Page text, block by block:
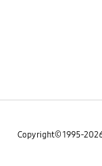
Copyright© 1995-